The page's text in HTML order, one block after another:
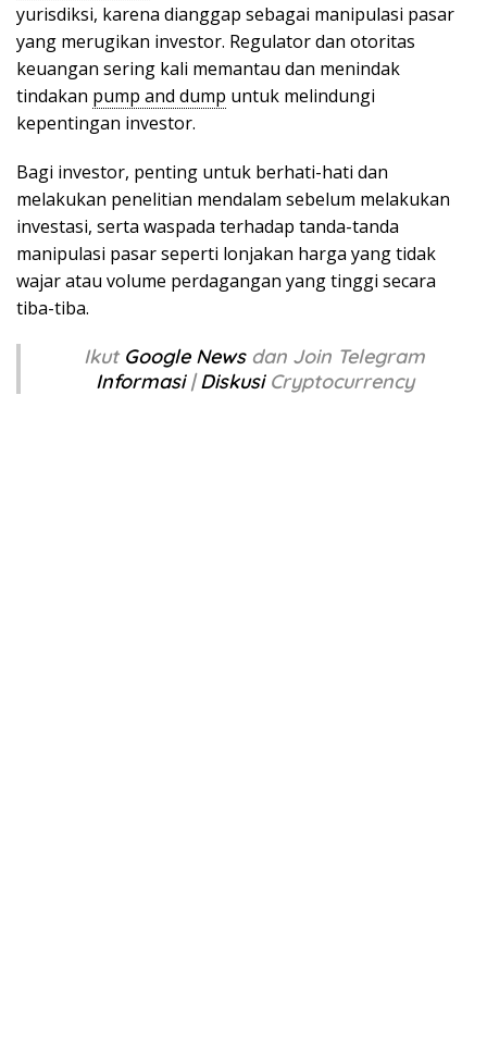
yurisdiksi, karena dianggap sebagai manipulasi pasar
yang merugikan investor. Regulator dan otoritas
keuangan sering kali memantau dan menindak
tindakan pump and dump untuk melindungi
kepentingan investor.
Bagi investor, penting untuk berhati-hati dan
melakukan penelitian mendalam sebelum melakukan
investasi, serta waspada terhadap tanda-tanda
manipulasi pasar seperti lonjakan harga yang tidak
wajar atau volume perdagangan yang tinggi secara
tiba-tiba.
Ikut Google News dan Join Telegram
Informasi|DiskusiCryptocurrency